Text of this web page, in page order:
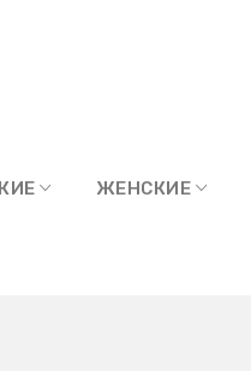
ЖЕНСКИЕ